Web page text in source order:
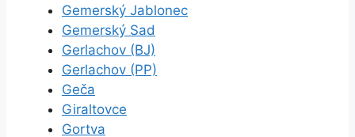
Gemerský Jablonec
Gemerský Sad
Gerlachov (BJ)
Gerlachov (PP)
Geča
Giraltovce
Gortva